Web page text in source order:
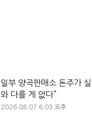
일부 양곡판매소 돈주가
와 다를 게 없다”
2026.08.07 6:03 오후